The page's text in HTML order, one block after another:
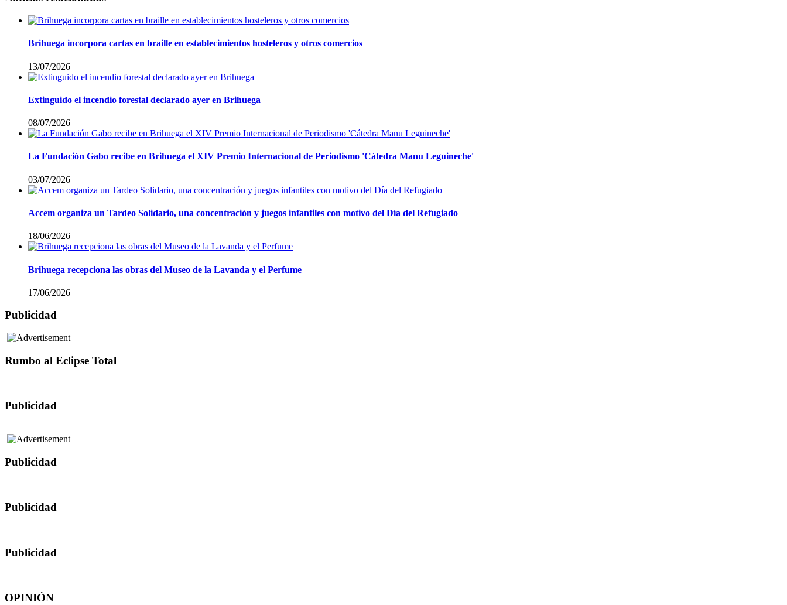
Brihuega incorpora cartas en braille en establecimientos hosteleros y otros comercios
13/07/2026
Extinguido el incendio forestal declarado ayer en Brihuega
08/07/2026
La Fundación Gabo recibe en Brihuega el XIV Premio Internacional de Periodismo 'Cátedra Manu Leguineche'
03/07/2026
Accem organiza un Tardeo Solidario, una concentración y juegos infantiles con motivo del Día del Refugiado
18/06/2026
Brihuega recepciona las obras del Museo de la Lavanda y el Perfume
17/06/2026
Publicidad
Rumbo al Eclipse Total
Publicidad
Publicidad
Publicidad
Publicidad
OPINIÓN